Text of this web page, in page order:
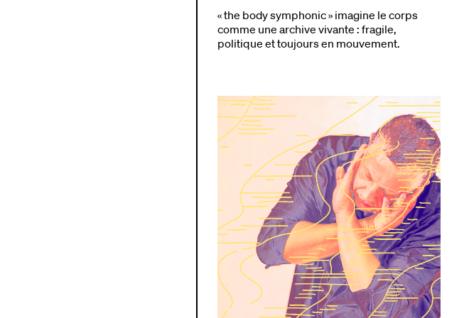
« the body symphonic » imagine le corps
comme une archive vivante : fragile,
politique et toujours en mouvement.